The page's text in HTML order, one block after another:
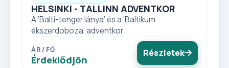
HELSINKI - TALLINN ADVENTKOR
A ’Balti-tenger lánya’ és a ’Baltikum
ékszerdoboza’ adventkor
ÁR / FŐ
Érdeklődjön
Részletek